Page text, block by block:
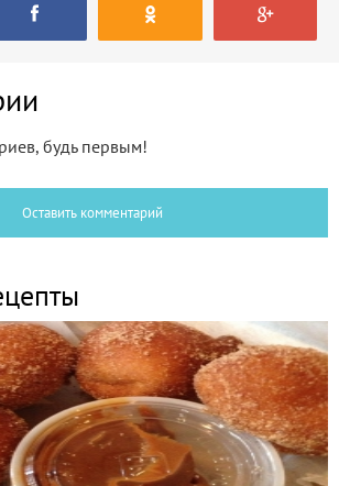
будь первым!
Оставить комментарий